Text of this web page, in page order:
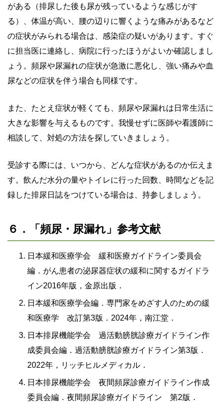
がある（排尿した後も尿が残っているような感じがす
る）、体温が高い、腰の辺りに響くような痛みがあるなど
の症状がみられる場合は、感染症の疑いがあります。すぐ
に担当医に連絡し、病院に行ったほうがよいか確認しまし
ょう。頻尿や尿漏れの症状が急激に悪化し、強い痛みや血
尿などの症状を伴う場合も同様です。
また、たとえ症状が軽くても、頻尿や尿漏れは日常生活に
大きな影響を与えるものです。我慢せずに医師や看護師に
相談して、対処の方法を探していきましょう。
受診する際には、いつから、どんな症状があるのか伝えま
す。飲んだ水分の量やトイレに行った回数、時間などを記
録した排尿日誌をつけている場合は、持参しましょう。
６．「頻尿・尿漏れ」参考文献
日本緩和医療学会 緩和医療ガイドライン委員会
編．がん患者の泌尿器症状の緩和に関するガイドラ
イン2016年版，金原出版．
日本緩和医療学会編．専門家をめざす人のための緩
和医療学 改訂第3版．2024年，南江堂．
日本排尿機能学会 過活動膀胱診療ガイドライン作
成委員会編．過活動膀胱診療ガイドライン第3版．
2022年，リッチヒルメディカル．
日本排尿機能学会 夜間頻尿診療ガイドライン作成
委員会編．夜間頻尿診療ガイドライン 第2版．